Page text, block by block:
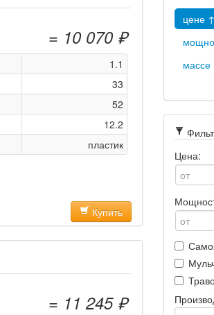
= 10 070 ₽
1.1
33
52
12.2
пластик
Купить
= 11 245 ₽
цене ↑
массе
Цена: